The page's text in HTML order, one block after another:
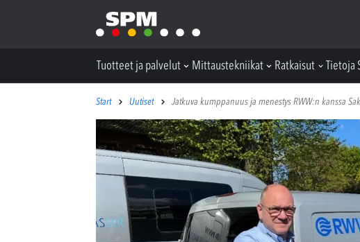
Tuotteet ja palvelut Mittaustekniikat Ratkaisut Tietoja
Start Uutiset Jatkuva kumppanuus ja menestys RWW:n kanssa